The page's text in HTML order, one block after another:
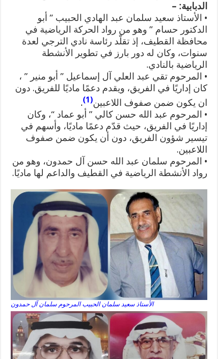
الدبابية: –
• الأستاذ سعيد سلمان عبد الهادي الحبيب ” أبو
الدكتور حسام ” وهو من رواد الحركة الرياضية في
محافظة القطيف، إذ تقلّد رئاسة نادي الترجي لعدة
سنوات، وكان له دور بارز في تطوير الأنشطة
الرياضية بالنادي.
• المرحوم تقي عبد العلي آل إسماعيل ” أبو منير ” ،
كان إداريًا في الفريق، ويقدم دعمًا ماديًا للفريق. دون
ان يكون ضمن صفوف اللاعبين(1)
.
• المرحوم عبد الله حسن كالي ” أبو عماد “، وكان
إداريًا في الفريق، حيث قدّم دعمًا ماديًا، وأسهم في
تيسير شؤون الفريق، دون أن يكون ضمن صفوف
اللاعبين.
• المرحوم سلمان عبد الله حسن آل حمدون، وهو من
رواد الأنشطة الرياضية في القطيف والداعم لها ماديًا.
الأستاذ سعيد سلمان الحبيب المرحوم سلمان آل حمدون